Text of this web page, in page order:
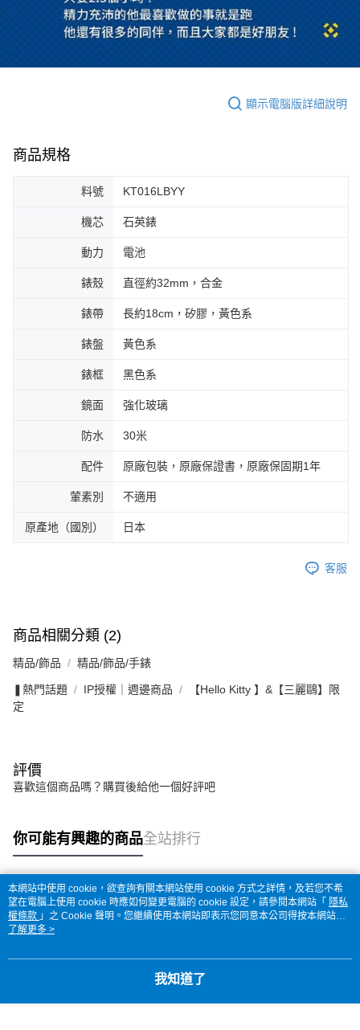
顯示電腦版詳細說明
商品規格
料號 KT016LBYY
機芯 石英錶
動力 電池
錶殼 直徑約32mm，合金
錶帶 長約18cm，矽膠，黃色系
錶盤 黃色系
錶框 黑色系
鏡面 強化玻璃
防水 30米
配件 原廠包裝，原廠保證書，原廠保固期1年
葷素別 不適用
原產地（國別） 日本
客服
商品相關分類 (2)
精品/飾品 精品/飾品/手錶
❚熱門話題 IP授權｜週邊商品
【Hello Kitty 】&【三麗鷗】限
定
評價
喜歡這個商品嗎？購買後給他一個好評吧
你可能有興趣的商品全站排行
熱門標籤
本網站中使用 cookie，欲查詢有關本網站使用 cookie 方式之詳情，及若您不希
望在電腦上使用 cookie 時應如何變更電腦的 cookie 設定，請參閱本網站「 隱私
權條款 」之 Cookie 聲明。您繼續使用本網站即表示您同意本公司得按本網站使
用條款之 Cookie 聲明使用 cookie。
了解更多 >
我知道了